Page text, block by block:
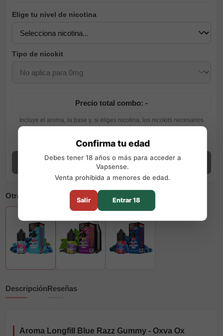
Elige tu nivel de nicotina
Tipo de nicokit
Precio total combo: -
Incluye el aroma, la base y, si eliges nicotina, los nicokits necesarios
según tu elección.
Ver guía de preparación
Añadir combo
Otras opciones disponibles
DescripciónReseñas
Aroma Longfill Blue Razz Gummy - Oxva Ox
Confirma tu edad
Debes tener 18 años o más para acceder a
Vapsense.
Venta prohibida a menores de edad.
Salir Entrar 18